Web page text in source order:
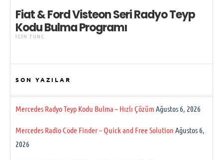
Fiat & Ford Visteon Seri Radyo Teyp
Kodu Bulma Programı
IÇIN TUNC
SON YAZILAR
Mercedes Radyo Teyp Kodu Bulma – Hızlı Çözüm Ağustos 6, 2026
Mercedes Radio Code Finder – Quick and Free Solution Ağustos 6,
2026